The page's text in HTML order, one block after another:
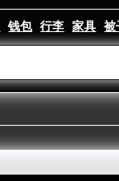
钱包 行李 家具 被